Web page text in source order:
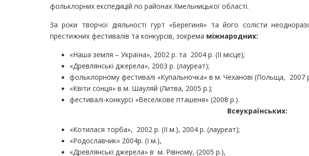
фольклорних експедицій по районах Хмельницької області.
За роки творчої діяльності гурт «Берегиня» та його солісти
престижних фестивалів та конкурсів, зокрема міжнародних:
«Наша земля – Україна», 2002 р. та 2004 р. (ІІ місце);
«Древлянські джерела», 2003 р. (лауреат);
фольклорному фестивалі «Купальночка» в м. Чеханові (Польща, 2007
«Квіти сонця» в м. Шауляй (Литва, 2005 р.);
фестивалі-конкурсі «Веселкове пташеня» (2008 р.).
Всеукраїнських:
«Котилася торба», 2002 р. (ІІ м.), 2004 р. (лауреат);
«Родославчик» 2004р. (І м.),
«Древлянські джерела» в м. Рівному, (2005 р.),